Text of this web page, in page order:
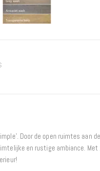
Door de open ruimtes aan
en rustige ambiance. Met